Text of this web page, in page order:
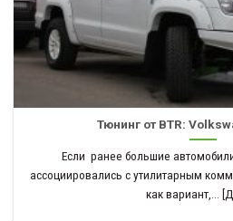
Тюнинг от BTR:
Если ранее большие
ассоциировались с утилитарным
как вариант,...